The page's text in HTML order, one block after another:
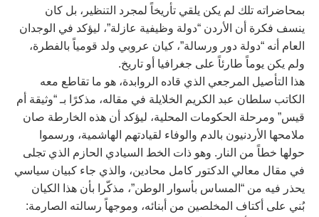
بمحاضراته تلك لم يكن يلقي تأريخاً لمجرد التنظير، بل كان
ينسف فكرة أن الأردن “دولة وظيفية عازلة”، ليؤكد في الوجدان
العام أنه “دولة دور ورسالة”، كيان عروبي ولد قومياً بالفطرة،
ولم يكن يوماً طارئاً على جغرافيا أو تاريخ.
هذا التأصيل المرجعي الذي قاده الروابدة، هو ما تقاطع معه
الكاتب سلطان عبد الكريم الخلايلة في مقاله، مذكرًا بـ “وثيقة أم
قيس” ومرحلة الحكومات المحلية، ليؤكد أن هذه الخارطة صان
ملامحها الأردنيون بالدم والوفاء لقيادتهم الهاشمية، ورسموا
حولها خطاً من النار. وهو ذات الخط السيادي الحازم الذي تجلى
في مقال معالي الدكتور كامل محادين، والذي جاء كبيان سياسي
يحذر فيه من “المساس بأسوار الوطن”، مذكّرا بأن هذا الكيان
بُني على أكتاف المخلصين من أبنائه، وموجهاً رسالته الصارمة: